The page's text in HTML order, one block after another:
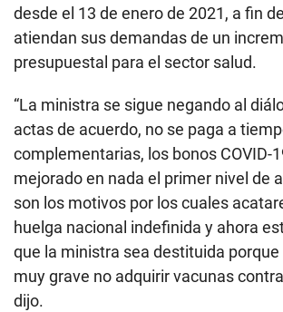
d
desde el 13 de enero de 2021, a fin
atiendan sus demandas de un
presupuestal para el sector salud.
“La ministra se sigue negando al
actas de acuerdo, no se paga a
complementarias, los bonos COVID-
mejorado en nada el primer nivel de
son los motivos por los cuales
huelga nacional indefinida y ahora
que la ministra sea destituida
muy grave no adquirir vacunas contra
dijo.